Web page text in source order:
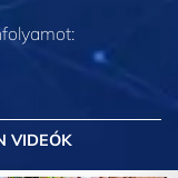
VIDEÓK